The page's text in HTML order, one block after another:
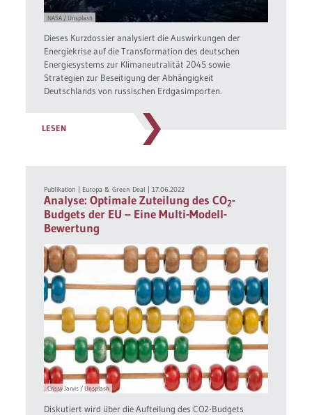
NASA / Unsplash
Dieses Kurzdossier analysiert die Auswirkungen der
Energiekrise auf die Transformation des deutschen
Energiesystems zur Klimaneutralität 2045 sowie
Strategien zur Beseitigung der Abhängigkeit
Deutschlands von russischen Erdgasimporten.
LESEN
Publikation | Europa & Green Deal |17.06.2022
Analyse: Optimale Zuteilung des CO2-
Budgets der EU – Eine Multi-Modell-
Bewertung
Crissy Jarvis / Unsplash
Diskutiert wird über die Aufteilung des CO2-Budgets